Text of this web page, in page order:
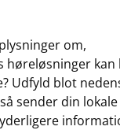
om,
høreløsninger
Udfyld blot
sender din lokale